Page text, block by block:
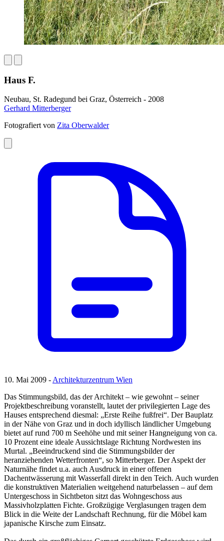
Haus F.
Neubau, St. Radegund bei Graz, Österreich - 2008
Gerhard Mitterberger
Fotografiert von Zita Oberwalder
10. Mai 2009 -Architekturzentrum Wien
Das Stimmungsbild, das der Architekt – wie gewohnt – seiner
Projektbeschreibung voranstellt, lautet der privilegierten Lage des
Hauses entsprechend diesmal: „Erste Reihe fußfrei“. Der Bauplatz
in der Nähe von Graz und in doch idyllisch ländlicher Umgebung
bietet auf rund 700 m Seehöhe und mit seiner Hangneigung von ca.
10 Prozent eine ideale Aussichtslage Richtung Nordwesten ins
Murtal. „Beeindruckend sind die Stimmungsbilder der
heranziehenden Wetterfronten“, so Mitterberger. Der Aspekt der
Naturnähe findet u.a. auch Ausdruck in einer offenen
Dachentwässerung mit Wasserfall direkt in den Teich. Auch wurden
die konstruktiven Materialien weitgehend naturbelassen – auf dem
Untergeschoss in Sichtbeton sitzt das Wohngeschoss aus
Massivholzplatten Fichte. Großzügige Verglasungen tragen dem
Blick in die Weite der Landschaft Rechnung, für die Möbel kam
japanische Kirsche zum Einsatz.